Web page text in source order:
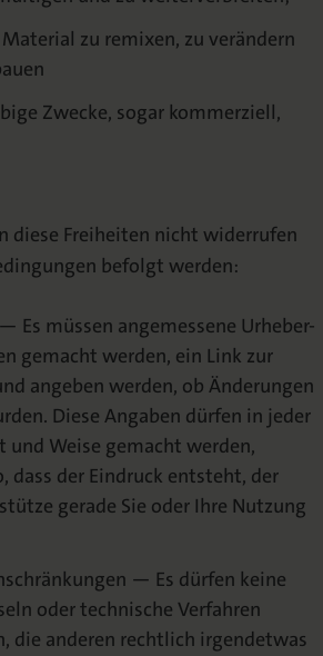
zu remixen, zu verändern
Zwecke, sogar kommerziell,
diese Freiheiten nicht widerrufen
befolgt werden:
Es müssen angemessene Urheber-
gemacht werden, ein Link zur
angeben werden, ob Änderungen
Diese Angaben dürfen in jeder
und Weise gemacht werden,
dass der Eindruck entsteht, der
gerade Sie oder Ihre Nutzung
— Es dürfen keine
oder technische Verfahren
die anderen rechtlich irgendetwas